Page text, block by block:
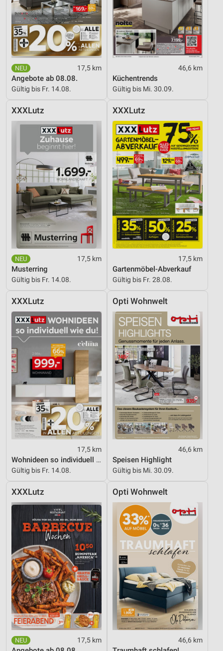
17,5 km
Angebote ab 08.08.
Gültig bis Fr. 14.08.
46,6 km
Küchentrends
Gültig bis Mi. 30.09.
XXXLutz
17,5 km
Musterring
Gültig bis Fr. 14.08.
XXXLutz
17,5 km
Gartenmöbel-Abverkauf
Gültig bis Fr. 28.08.
XXXLutz
17,5 km
Wohnideen so individuell wie du!
Gültig bis Fr. 14.08.
Opti Wohnwelt
46,6 km
Speisen Highlight
Gültig bis Mi. 30.09.
XXXLutz
17,5 km
Opti Wohnwelt
46,6 km